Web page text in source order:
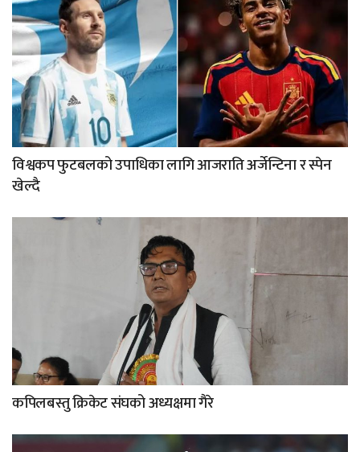
विश्वकप फुटबलको उपाधिका लागि आजराति अर्जेन्टिना र स्पेन
खेल्दै
कपिलबस्तु क्रिकेट संघको अध्यक्षमा गैरे